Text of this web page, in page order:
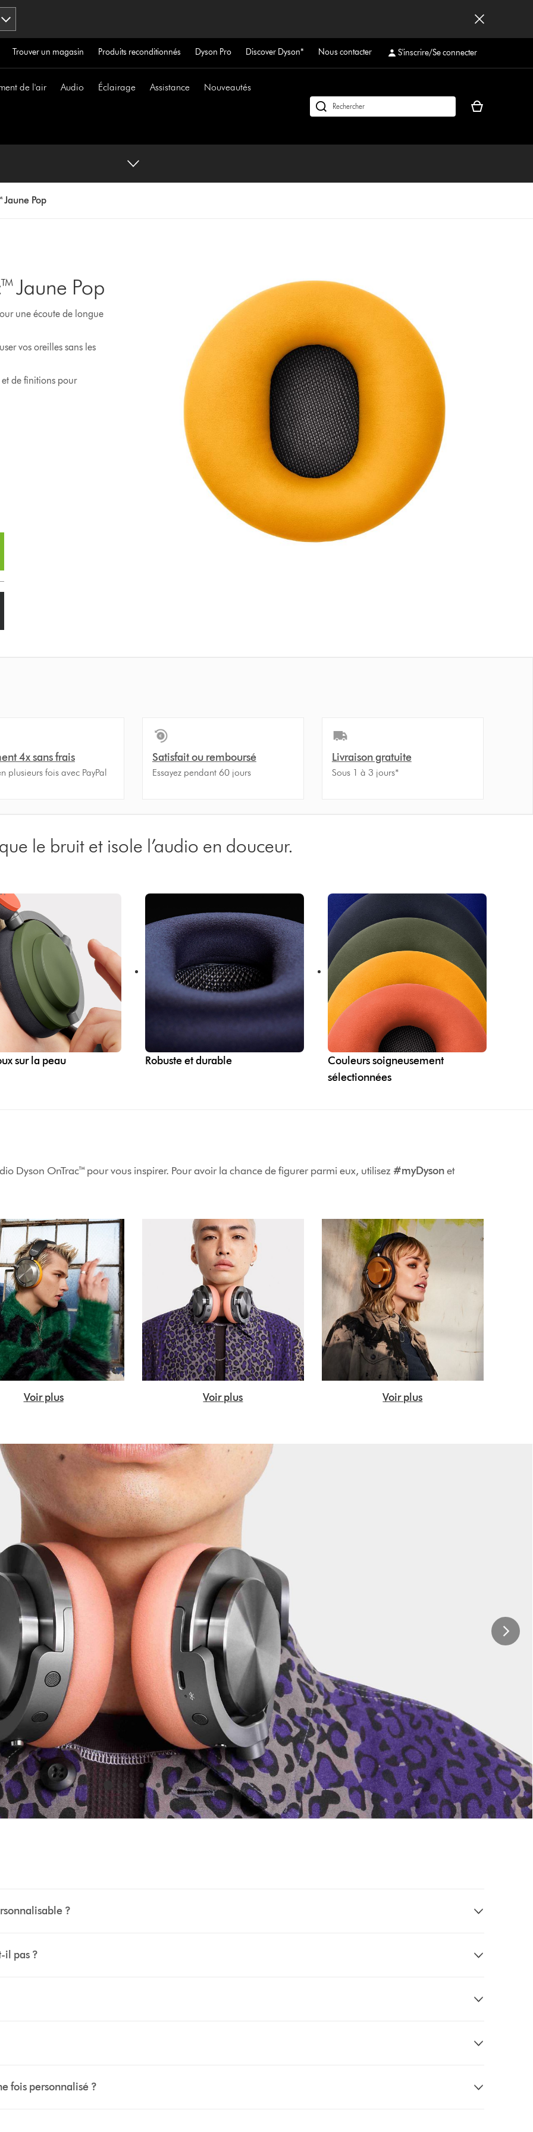
Trouver un magasin Produits reconditionnés Dyson Pro Discover Dyson* Nous contacter S'inscrire/Se connecter
de l'air Audio Éclairage Assistance Nouveautés
Rechercher
Votre
vide
Jaune Pop
Jaune Pop
une écoute de longue
vos oreilles sans les
de finitions pour
4x sans frais
plusieurs fois avec PayPal
Satisfait ou remboursé
Essayez pendant 60 jours
Livraison gratuite
Sous 1 à 3 jours*
le bruit et isole l’audio en douceur.
sur la peau Robuste et durable
Couleurs soigneusement
sélectionnées
Dyson OnTrac™ pour vous inspirer. Pour avoir la chance de figurer parmi eux, utilisez #myDysonet
Voir plus Voir plus Voir plus
?
il pas ?
fois personnalisé ?